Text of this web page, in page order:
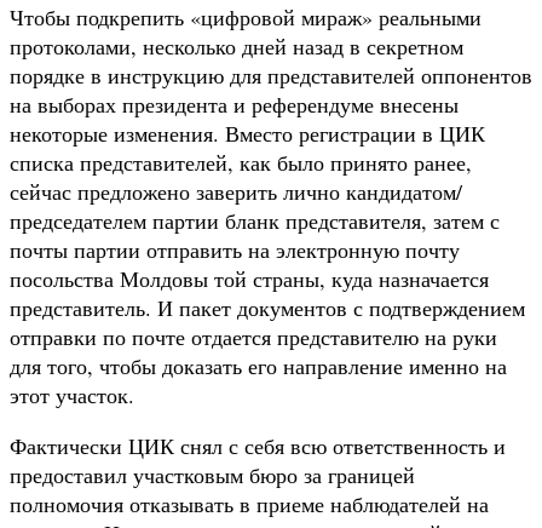
Чтобы подкрепить «цифровой мираж» реальными
протоколами, несколько дней назад в секретном
порядке в инструкцию для представителей оппонентов
на выборах президента и референдуме внесены
некоторые изменения. Вместо регистрации в ЦИК
списка представителей, как было принято ранее,
сейчас предложено заверить лично кандидатом/
председателем партии бланк представителя, затем с
почты партии отправить на электронную почту
посольства Молдовы той страны, куда назначается
представитель. И пакет документов с подтверждением
отправки по почте отдается представителю на руки
для того, чтобы доказать его направление именно на
этот участок.
Фактически ЦИК снял с себя всю ответственность и
предоставил участковым бюро за границей
полномочия отказывать в приеме наблюдателей на